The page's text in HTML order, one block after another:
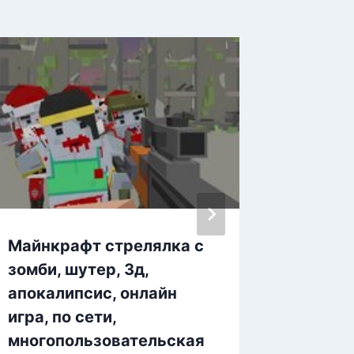
Майнкрафт стрелялка с
зомби, шутер, 3д,
апокалипсис, онлайн
игра, по сети,
многопользовательская